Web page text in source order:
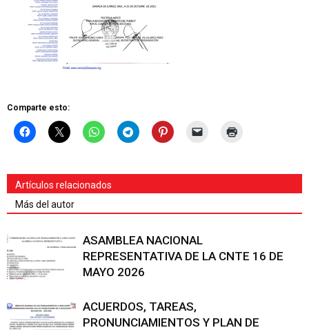
Comparte esto:
Artículos relacionados
Más del autor
ASAMBLEA NACIONAL
REPRESENTATIVA DE LA CNTE 16 DE
MAYO 2026
ACUERDOS, TAREAS,
PRONUNCIAMIENTOS Y PLAN DE